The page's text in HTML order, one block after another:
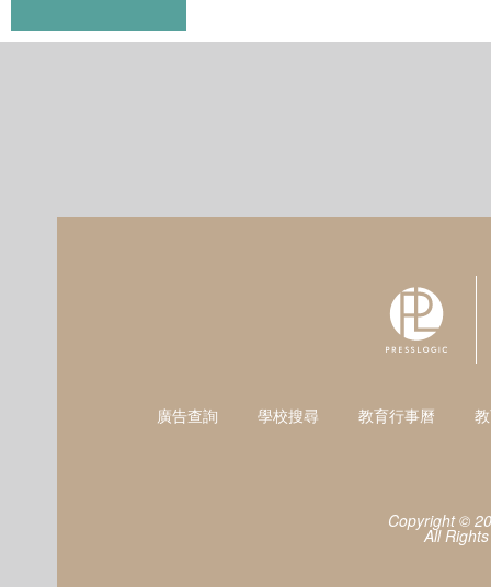
廣告查詢 學校搜尋 教育行事曆
Copyright ©
All